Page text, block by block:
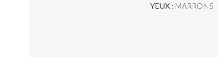
YEUX : MARRONS